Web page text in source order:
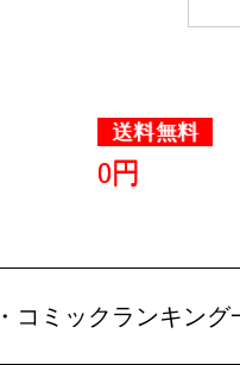
本・雑誌
グ：11位
本・雑誌
グ：6位
送料無料
0円
コミックランキング